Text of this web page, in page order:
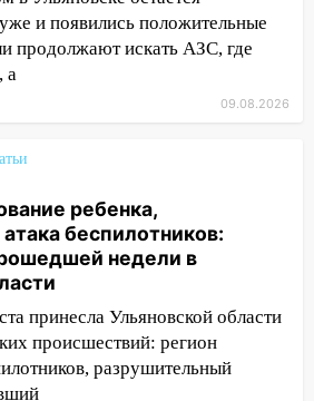
Евро-5: что
бензина и можно ли
топливо в
всё может
на 9 августа —
шанс, который нельзя
08.08.2026
в Ульяновске на
лодка
и появились положительные
продолжают искать АЗС, где
а
09.08.2026
ребенка,
беспилотников:
недели в
принесла Ульяновской области
происшествий: регион
разрушительный